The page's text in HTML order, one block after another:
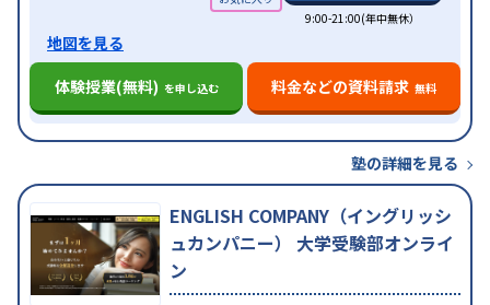
9:00-21:00(年中無休）
地図を見る
体験授業(無料) を申し込む 料金などの資料請求 無料
塾の詳細を見る
ENGLISH COMPANY（イングリッシ
ュカンパニー） 大学受験部オンライ
ン